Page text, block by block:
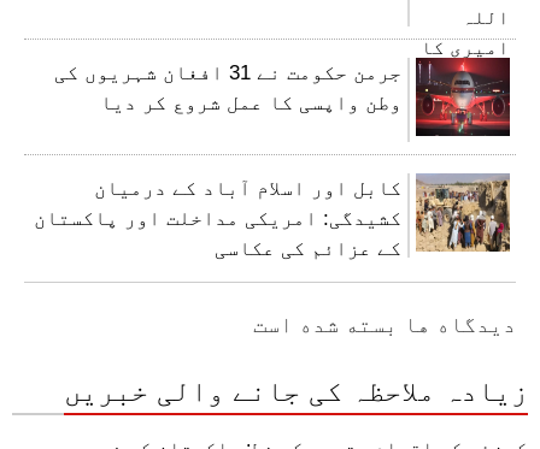
جرمن حکومت نے 31 افغان شہریوں کی
وطن واپسی کا عمل شروع کر دیا
کابل اور اسلام آباد کے درمیان
کشیدگی: امریکی مداخلت اور پاکستان
کے عزائم کی عکاسی
دیدگاه ها بسته شده است
زیادہ ملاحظہ کی جانے والی خبریں